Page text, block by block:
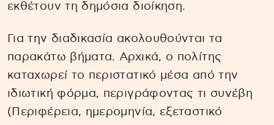
εκθέτουν τη δημόσια διοίκηση.
Για την διαδικασία ακολουθούνται τα
παρακάτω βήματα. Αρχικά, ο πολίτης
καταχωρεί το περιστατικό μέσα από την
ιδιωτική φόρμα, περιγράφοντας τι συνέβη
(Περιφέρεια, ημερομηνία, εξεταστικό